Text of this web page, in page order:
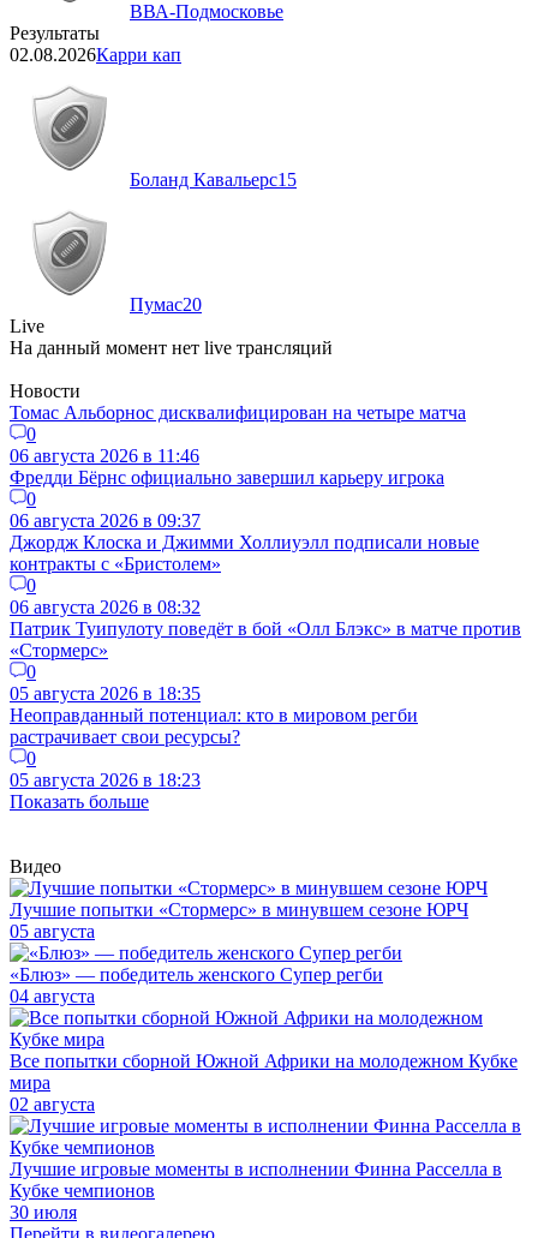
ВВА-Подмосковье
Результаты
02.08.2026Карри кап
Боланд Кавальерс15
Пумас20
Live
На данный момент нет live трансляций
Новости
Томас Альборнос дисквалифицирован на четыре матча
0
06 августа 2026 в 11:46
Фредди Бёрнс официально завершил карьеру игрока
0
06 августа 2026 в 09:37
Джордж Клоска и Джимми Холлиуэлл подписали новые
контракты с «Бристолем»
0
06 августа 2026 в 08:32
Патрик Туипулоту поведёт в бой «Олл Блэкс» в матче против
«Стормерс»
0
05 августа 2026 в 18:35
Неоправданный потенциал: кто в мировом регби
растрачивает свои ресурсы?
0
05 августа 2026 в 18:23
Показать больше
Видео
Лучшие попытки «Стормерс» в минувшем сезоне ЮРЧ
05 августа
«Блюз» — победитель женского Супер регби
04 августа
Все попытки сборной Южной Африки на молодежном Кубке
мира
02 августа
Лучшие игровые моменты в исполнении Финна Расселла в
Кубке чемпионов
30 июля